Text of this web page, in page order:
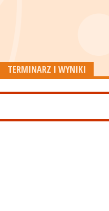
TERMINARZ I WYNIKI